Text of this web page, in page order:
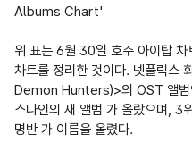
Albums Chart'
위 표는 6월 30일 호주 아이탑
차트를 정리한 것이다. 넷플릭스
Demon Hunters)>의 OST 앨범
스나인의 새 앨범 가 올랐으며, 3
명반 가 이름을 올렸다.